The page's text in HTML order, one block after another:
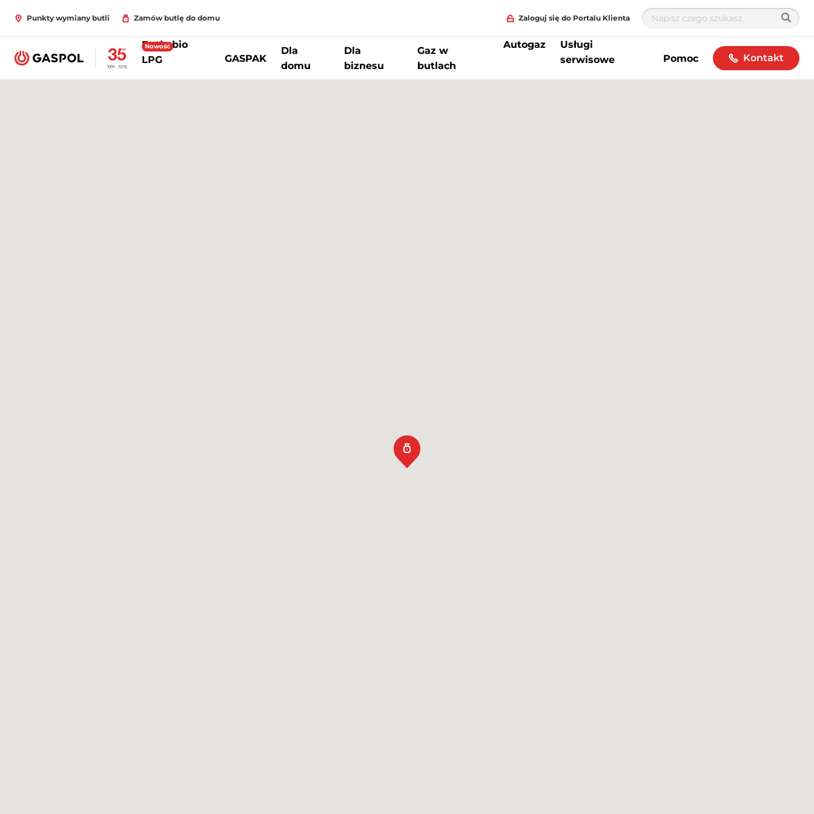
Punkty wymiany butli Zamów butlę do domu Zaloguj się do Portalu Klienta
Butle bio
LPG
Nowość
GASPAK
Dla
domu
Dla
biznesu
Gaz w
butlach
Autogaz
Usługi
serwisowe
Pomoc Kontakt